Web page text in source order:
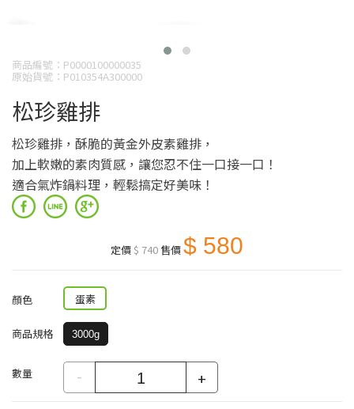
商品編號：P0000100000035
原始貨號：P010354A300000
松珍雞排
松珍雞排，酥脆的黃金外皮素雞排，
加上軟嫩的素肉質感，讓您忍不住一口接一口！
適合氣炸鍋料理，輕鬆搞定好美味！
定價$ 740 售價$ 580
顏色 蛋素
商品規格 3000g
數量 - +